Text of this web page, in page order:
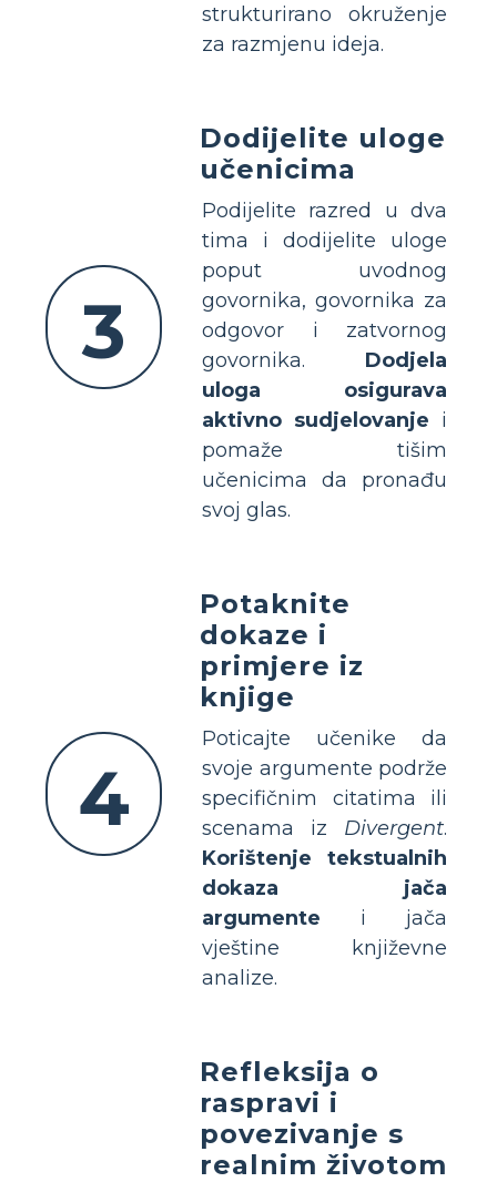
strukturirano okruženje
za razmjenu ideja.
3
Dodijelite uloge
učenicima
Podijelite razred u dva
tima i dodijelite uloge
poput uvodnog
govornika, govornika za
odgovor i zatvornog
govornika. Dodjela
uloga osigurava
aktivno sudjelovanje i
pomaže tišim
učenicima da pronađu
svoj glas.
4
Potaknite
dokaze i
primjere iz
knjige
Poticajte učenike da
svoje argumente podrže
specifičnim citatima ili
scenama iz Divergent.
Korištenje tekstualnih
dokaza jača
argumente i jača
vještine književne
analize.
Refleksija o
raspravi i
povezivanje s
realnim životom